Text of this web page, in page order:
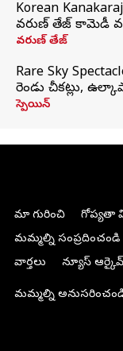
Korean
వరుణ్ తేజ్ కామెడీ
వరుణ్ తేజ్
Rare Sky
రెండు చీకట్లు,
స్పెయిన్
మా గురించి గోప్యతా
మమ్మల్ని సంప్రదించండి
వార్తలు
న్యూస్ ఆర్కైవ్
మమ్మల్ని